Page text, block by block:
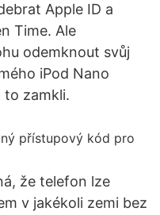
Apple ID a
Time. Ale
odemknout svůj
iPod Nano
to zamkli.
že telefon lze
v jakékoli zemi bez